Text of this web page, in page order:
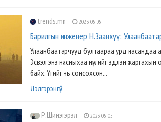
trends.mn 2023-05-05
Барилгын инженер Н.Заанхүү:
Улаанбаатарчууд бултаараа урд насандаа
Эсвэл энэ насныхаа нүглийг эдлэн
байх. Үгийг нь сонсохсон...
Дэлгэрэнгүй
Р.Шинэгэрэл 2023-05-05